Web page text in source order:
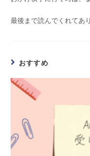
最後まで読んでくれてあ
おすすめ